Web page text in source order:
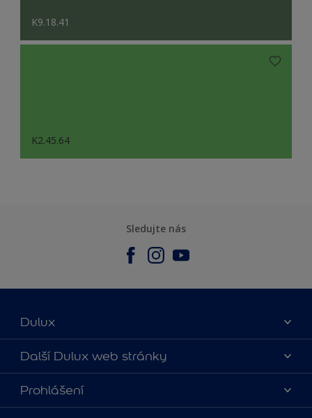
K9.18.41
K2.45.64
Sledujte nás
Dulux
O nás
Kontaktujte nás
Najít obchod
Další Dulux web stránky
duluxmalir.cz
duluxmaliar.sk
Prohlášení